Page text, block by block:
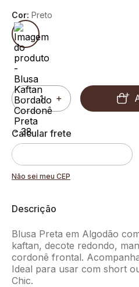
Cor: Preto
＋
－
Não sei meu CEP
Descrição
Blusa Preta em Algodão
kaftan, decote redondo,
cordonê frontal.
Ideal para usar com short
Chic.